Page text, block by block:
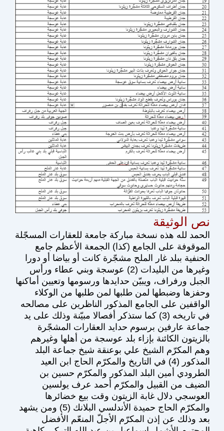
نص الوثيقة
الحمد لله هذه نسخة مباركة جامعة للعقارات المسجّلة
الموقوفة على الجامع (كذا) الجمعة الأعظم جامع
الحنفية ببلد غار الملح مشجّرة كانت أو بياضا أو دورا
وغيرها من البليدات (2) عوسجة وبني عطاء ورأس
الجبل ورفراف، ويبيّن حدايدها ورسومها وتعيين أماكنها
وحفزها وضبطها لمن طلبها لمن طلبها من الوكلاء
الواقفين على الجامع المذكور الناظرين على مصالحه
في تاريخه (3) كما ستذكر أفصالا مبيّنة وذلك على يد
جماعة عارفين برسوم حدايد العقارات المشجّرة
بالزيتون الكائنة بإزاء بلد عوسجة من أهلها وغيرهم
وهم المكرّم الشيخ علي بوعنقة شيخ جماعة البلد
المذكور (4) في التاريخ والمكرّم الحاج ابن العيد
الطرودي أمين البلد المذكور والمكرّم حسين بن
الضيف من القبيل والمكرّم أحمد عرف يولسين
العوسجي دلال غابة الزيتون وقت بيع خضائرها
والمكرّم الحاج حميدة الأندلسي البلانك (5) ومن يشهد
بعد وذلك عن إذن المكرّم الأجلّ المنعّم الأفضل